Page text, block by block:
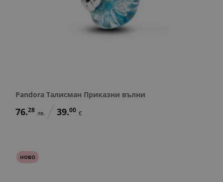
Pandora Талисман Приказни вълни
76.28 лв. 39.00 €
НОВО